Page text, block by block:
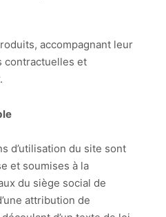
accompagnant leur
contractuelles et
d’utilisation du site sont
et soumises à la
du siège social de
attribution de